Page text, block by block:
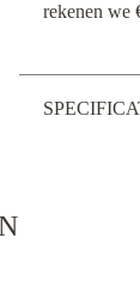
rekenen we